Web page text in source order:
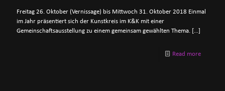
Freitag 26. Oktober (Vernissage) bis Mittwoch 31. Oktober 2018 Einmal
im Jahr präsentiert sich der Kunstkreis im K&K mit einer
Gemeinschaftsausstellung zu einem gemeinsam gewählten Thema. […]
Read more